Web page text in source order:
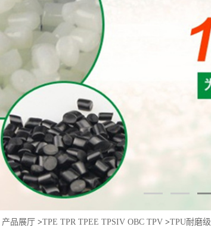
产品展厅 >TPE TPR TPEE TPSIV OBC TPV >TPU耐磨级